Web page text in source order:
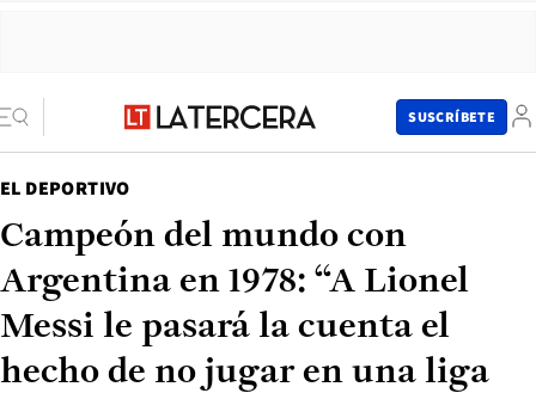
SUSCRÍBETE
EL DEPORTIVO
Campeón del mundo con
Argentina en 1978: “A Lionel
Messi le pasará la cuenta el
hecho de no jugar en una liga